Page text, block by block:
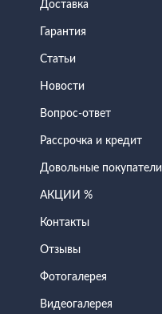
Доставка
Гарантия
Статьи
Новости
Вопрос-ответ
Рассрочка и кредит
Довольные покупатели
АКЦИИ %
Контакты
Отзывы
Фотогалерея
Видеогалерея